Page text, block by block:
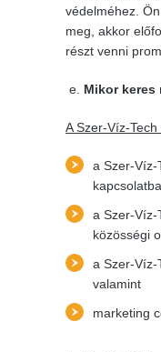
védelméhez.
meg, akkor
részt venni
Mikor keres
A Szer-Víz-
a Szer-Víz-
a Szer-Víz-
közösségi
a Szer-Víz-
valamint
marketing